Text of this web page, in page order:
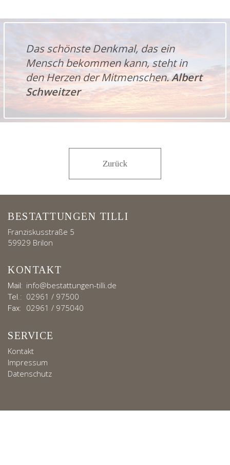
Das schönste Denkmal, das ein
Mensch bekommen kann, steht in
den Herzen der Mitmenschen.Albert
Schweitzer
Zurück
BESTATTUNGEN TILLI
Franziskusstraße 5
59929 Brilon
KONTAKT
Mail: info@bestattungen-tilli.de
Tel.: 02961 / 97500
Fax: 02961 / 975040
SERVICE
Kontakt
Impressum
Datenschutz